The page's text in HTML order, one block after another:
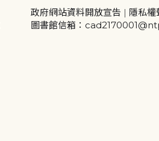
政府網站資料開放宣告 | 隱私權
圖書館信箱：